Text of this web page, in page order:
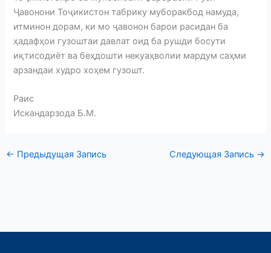
Ҷавонони Тоҷикистон табрику муборакбод намуда,
итминон дорам, ки мо ҷавонон барои расидан ба
ҳадафҳои гузоштаи давлат оид ба рушди босути
иқтисодиёт ва беҳдошти некуаҳволии мардум саҳми
арзандаи худро хоҳем гузошт.
Раис
Искандарзода Б.М.
← Предыдущая Запись Следующая Запись →